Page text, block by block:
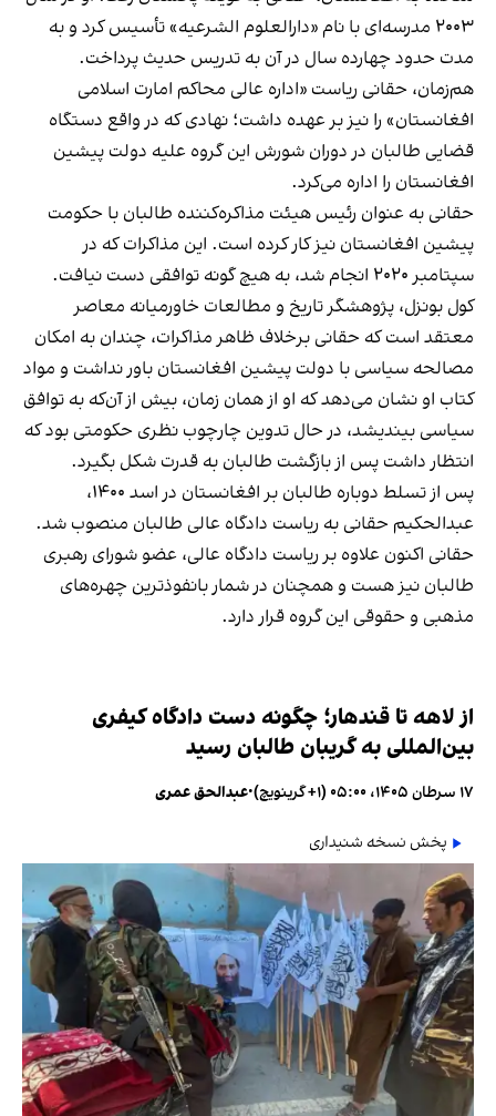
۲۰۰۳ مدرسه‌ای با نام «دارالعلوم الشرعیه» تأسیس کرد و به
مدت حدود چهارده سال در آن به تدریس حدیث پرداخت.
هم‌زمان، حقانی ریاست «اداره عالی محاکم امارت اسلامی
افغانستان» را نیز بر عهده داشت؛ نهادی که در واقع دستگاه
قضایی طالبان در دوران شورش این گروه علیه دولت پیشین
افغانستان را اداره می‌کرد.
حقانی به عنوان رئيس هیئت مذاکره‌کننده طالبان با حکومت
پیشین افغانستان نیز کار کرده است. این مذاکرات که در
سپتامبر ۲۰۲۰ انجام شد، به هیچ گونه توافقی دست نیافت.
کول بونزل، پژوهشگر تاریخ و مطالعات خاورمیانه معاصر
معتقد است که حقانی برخلاف ظاهر مذاکرات، چندان به امکان
مصالحه سیاسی با دولت پیشین افغانستان باور نداشت و مواد
کتاب او نشان می‌دهد که او از همان زمان، بیش از آن‌که به توافق
سیاسی بیندیشد، در حال تدوین چارچوب نظری حکومتی بود که
انتظار داشت پس از بازگشت طالبان به قدرت شکل بگیرد.
پس از تسلط دوباره طالبان بر افغانستان در اسد ۱۴۰۰،
عبدالحکیم حقانی به ریاست دادگاه عالی طالبان منصوب شد.
حقانی اکنون علاوه بر ریاست دادگاه عالی، عضو شورای رهبری
طالبان نیز هست و همچنان در شمار بانفوذترین چهره‌های
مذهبی و حقوقی این گروه قرار دارد.
از لاهه تا قندهار؛ چگونه دست دادگاه کیفری
بین‌المللی به گریبان طالبان رسید
۱۷ سرطان ۱۴۰۵، ۰۵:۰۰ (‎+۱ گرینویچ) •عبدالحق عمری
پخش نسخه شنیداری